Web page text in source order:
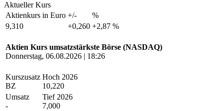
Aktueller Kurs
Aktienkurs in Euro +/-
%
9,310
+0,260 +2,87 %
Aktien Kurs umsatzstärkste Börse (NASDAQ)
Donnerstag, 06.08.2026 | 18:26
Kurszusatz
BZ
Hoch 2026
10,220
Umsatz
-
Tief 2026
7,000